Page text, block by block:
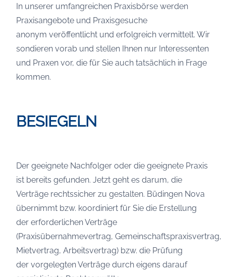
In unserer umfangreichen Praxisbörse werden
Praxisangebote und Praxisgesuche
anonym veröffentlicht und erfolgreich vermittelt. Wir
sondieren vorab und stellen Ihnen nur Interessenten
und Praxen vor, die für Sie auch tatsächlich in Frage
kommen.
BESIEGELN
Der geeignete Nachfolger oder die geeignete Praxis
ist bereits gefunden. Jetzt geht es darum, die
Verträge rechtssicher zu gestalten. Büdingen Nova
übernimmt bzw. koordiniert für Sie die Erstellung
der erforderlichen Verträge
(Praxisübernahmevertrag, Gemeinschaftspraxisvertrag,
Mietvertrag, Arbeitsvertrag) bzw. die Prüfung
der vorgelegten Verträge durch eigens darauf